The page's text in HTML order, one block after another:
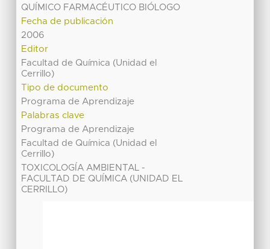
QUÍMICO FARMACÉUTICO BIÓLOGO
Fecha de publicación
2006
Editor
Facultad de Química (Unidad el
Cerrillo)
Tipo de documento
Programa de Aprendizaje
Palabras clave
Programa de Aprendizaje
Facultad de Química (Unidad el
Cerrillo)
TOXICOLOGÍA AMBIENTAL -
FACULTAD DE QUÍMICA (UNIDAD EL
CERRILLO)